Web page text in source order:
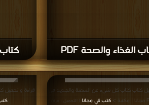
واقتراحات حول صفحة كتب الدايت باللغة العربية